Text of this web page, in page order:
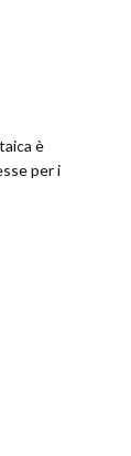
è
per i